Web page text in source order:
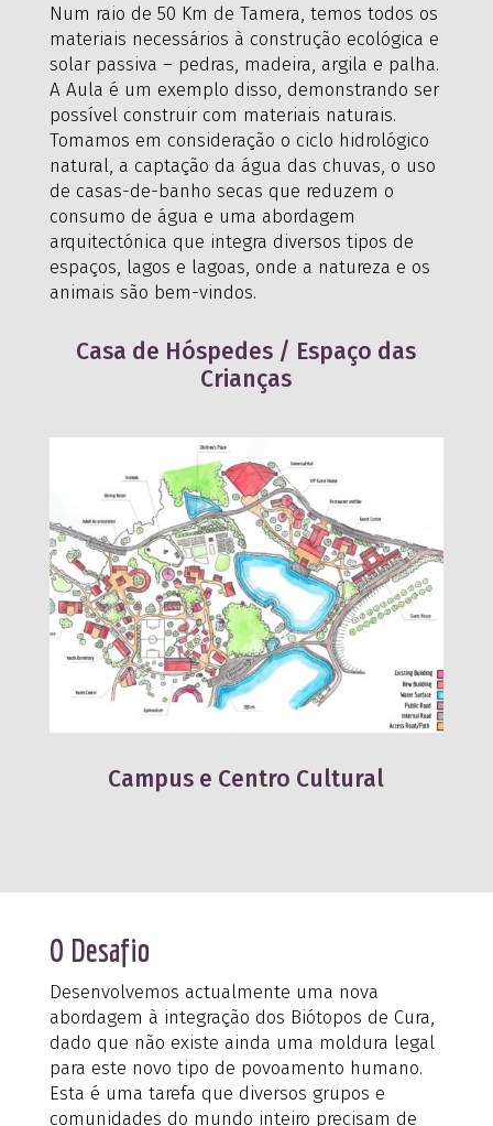
Num raio de 50 Km de Tamera, temos todos os
materiais necessários à construção ecológica e
solar passiva – pedras, madeira, argila e palha.
A Aula é um exemplo disso, demonstrando ser
possível construir com materiais naturais.
Tomamos em consideração o ciclo hidrológico
natural, a captação da água das chuvas, o uso
de casas-de-banho secas que reduzem o
consumo de água e uma abordagem
arquitectónica que integra diversos tipos de
espaços, lagos e lagoas, onde a natureza e os
animais são bem-vindos.
Casa de Hóspedes / Espaço das
Crianças
Campus e Centro Cultural
O Desafio
Desenvolvemos actualmente uma nova
abordagem à integração dos Biótopos de Cura,
dado que não existe ainda uma moldura legal
para este novo tipo de povoamento humano.
Esta é uma tarefa que diversos grupos e
comunidades do mundo inteiro precisam de